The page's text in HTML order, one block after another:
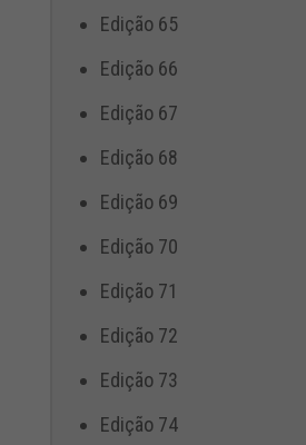
Edição 65
Edição 66
Edição 67
Edição 68
Edição 69
Edição 70
Edição 71
Edição 72
Edição 73
Edição 74